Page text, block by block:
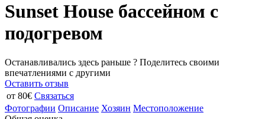
Sunset House бассейном с
подогревом
Останавливались здесь раньше ? Поделитесь своими
впечатлениями с другими
Оставить отзыв
от 80€ Связаться
Фотографии Описание Хозяин Местоположение